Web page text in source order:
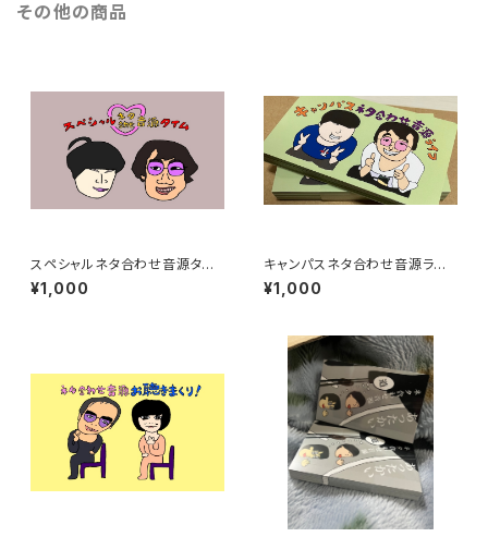
その他の商品
スペシャルネタ合わせ音源タイ
ム
¥1,000
キャンパスネタ合わせ音源ライ
フ
¥1,000